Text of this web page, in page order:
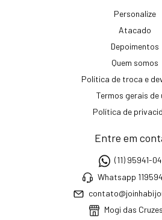
Personalize
Atacado
Depoimentos
Quem somos
Política de troca e
Termos gerais de
Política de
Entre em
(11) 95941-
Whatsapp
Mogi das